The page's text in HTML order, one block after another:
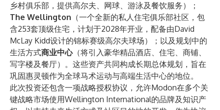
乡村俱乐部，提供高尔夫、网球、游泳及餐饮服务）；
The Wellington （一个全新的私人住宅俱乐部社区，包
含253套顶级住宅，计划于2028年开业，配备由David
McLay Kidd设计的锦标赛级高尔夫球场）；以及规划中的
生活方式商业中心（将引入豪华精品酒店、住宅、商铺、
写字楼及餐厅）。这些资产共同构成长期总体规划，旨在
巩固惠灵顿作为全球马术运动与高端生活中心的地位。
此次投资还包含一项战略授权协议，允许Modon在多个关
键战略市场使用Wellington International的品牌及知识产